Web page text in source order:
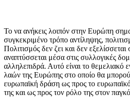
Το να ανήκεις λοιπόν στην Ευρώπη
συγκεκριμένο τρόπο αντίληψης,
Πολιτισμός δεν ζει και δεν
αναπτύσσεται μέσα στις συλλογικές
αλληλεπιδρά. Αυτό είναι το θεμελιακό
λαών της Ευρώπης στο οποίο θα
ευρωπαϊκή δράση ως προς το
της και ως προς τον ρόλο της στον